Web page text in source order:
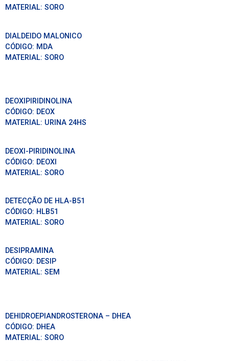
MATERIAL: SORO
DIALDEIDO MALONICO
CÓDIGO: MDA
MATERIAL: SORO
DEOXIPIRIDINOLINA
CÓDIGO: DEOX
MATERIAL: URINA 24HS
DEOXI-PIRIDINOLINA
CÓDIGO: DEOXI
MATERIAL: SORO
DETECÇÃO DE HLA-B51
CÓDIGO: HLB51
MATERIAL: SORO
DESIPRAMINA
CÓDIGO: DESIP
MATERIAL: SEM
DEHIDROEPIANDROSTERONA – DHEA
CÓDIGO: DHEA
MATERIAL: SORO